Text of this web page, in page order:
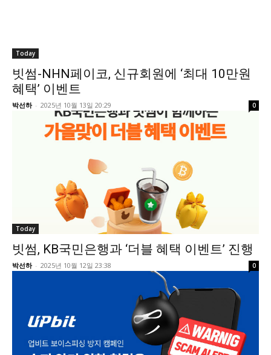
Today
빗썸-NHN페이코, 신규회원에 ‘최대 10만원
혜택’ 이벤트
박선하 - 2025년 10월 13일 20:29 0
Today
빗썸, KB국민은행과 ‘더블 혜택 이벤트’ 진행
박선하 - 2025년 10월 12일 23:38 0